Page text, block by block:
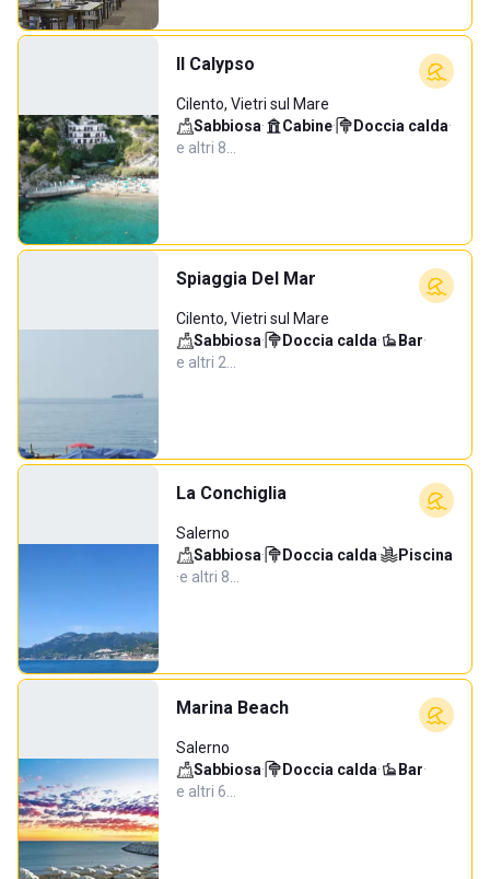
Il Calypso
Cilento, Vietri sul Mare
Sabbiosa· Cabine· Doccia calda·
e altri 8…
Spiaggia Del Mar
Cilento, Vietri sul Mare
Sabbiosa· Doccia calda· Bar·
e altri 2…
La Conchiglia
Salerno
Sabbiosa· Doccia calda·
Piscina
·e altri 8…
Marina Beach
Salerno
Sabbiosa· Doccia calda· Bar·
e altri 6…